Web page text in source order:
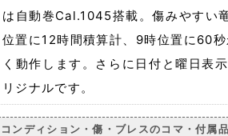
は自動巻Cal.1045搭載。傷みやすい
位置に12時間積算計、9時位置に60
く動作します。さらに日付と曜日表
リジナルです。
コンディション・傷・ブレスのコマ・付属品